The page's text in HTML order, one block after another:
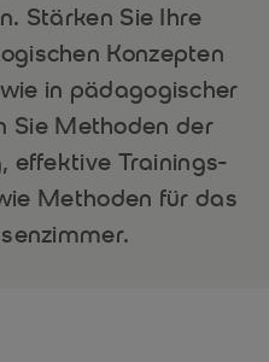
Stärken Sie Ihre
Konzepten
in pädagogischer
Sie Methoden der
effektive Trainings-
Methoden für das